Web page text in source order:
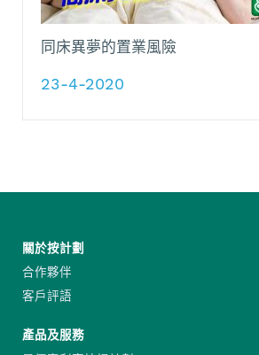
同床異夢的置業風險
23-4-2020
關於按計劃
合作夥伴
客戶評語
產品及服務